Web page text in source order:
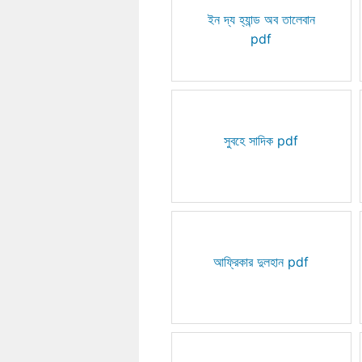
ইন দ্য হ্যান্ড অব তালেবান
pdf
সুবহে সাদিক pdf
আফ্রিকার দুলহান pdf